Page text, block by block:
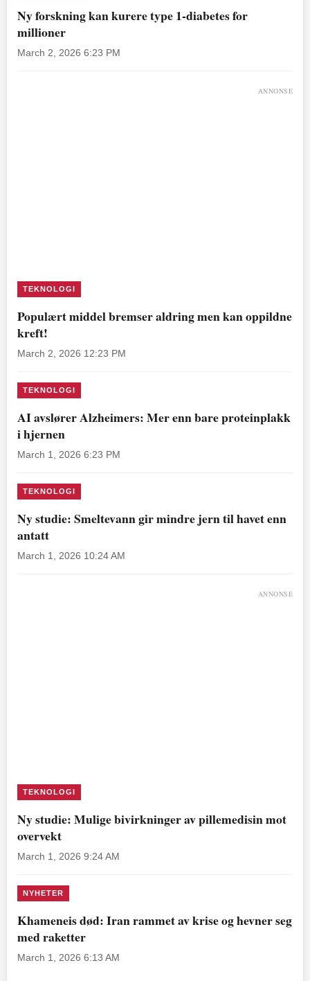
Ny forskning kan kurere type 1-diabetes for
millioner
March 2, 2026 6:23 PM
ANNONSE
TEKNOLOGI
Populært middel bremser aldring men kan oppildne
kreft!
March 2, 2026 12:23 PM
TEKNOLOGI
AI avslører Alzheimers: Mer enn bare proteinplakk
i hjernen
March 1, 2026 6:23 PM
TEKNOLOGI
Ny studie: Smeltevann gir mindre jern til havet enn
antatt
March 1, 2026 10:24 AM
ANNONSE
TEKNOLOGI
Ny studie: Mulige bivirkninger av pillemedisin mot
overvekt
March 1, 2026 9:24 AM
NYHETER
Khameneis død: Iran rammet av krise og hevner seg
med raketter
March 1, 2026 6:13 AM